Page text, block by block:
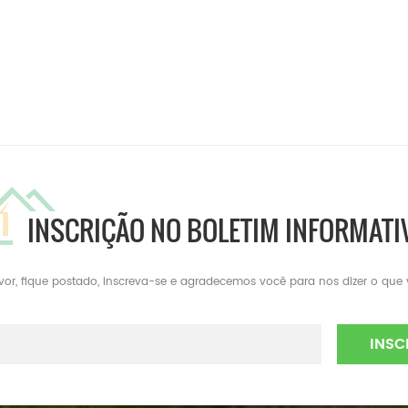
INSCRIÇÃO NO BOLETIM
fique postado, inscreva-se e agradecemos você para nos dizer o que